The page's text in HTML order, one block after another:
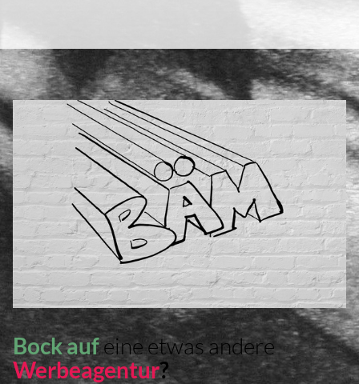
Bock aufeineetwas andere
Werbeagentur?